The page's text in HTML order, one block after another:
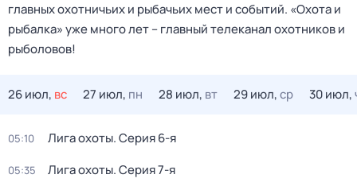
главных охотничьих и рыбачьих мест и событий. «Охота и
рыбалка» уже много лет – главный телеканал охотников и
рыболовов!
26 июл, вс 27 июл, пн 28 июл, вт 29 июл,ср 30 июл,
05:10 Лига охоты. Серия 6-я
05:35 Лига охоты. Серия 7-я